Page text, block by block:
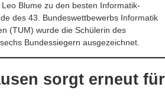
Blume zu den besten Informatik-
des 43. Bundeswettbewerbs Informatik
(TUM) wurde die Schülerin des
Bundessiegern ausgezeichnet.
sorgt erneut für